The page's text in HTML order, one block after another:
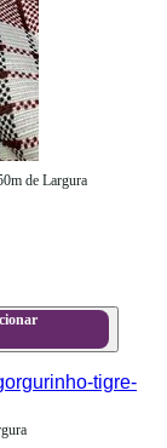
de Largura